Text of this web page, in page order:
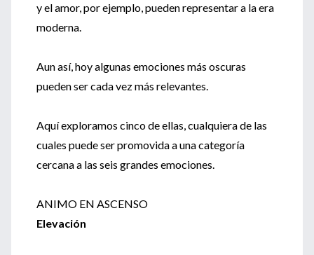
y el amor, por ejemplo, pueden representar a la era
moderna.
Aun así, hoy algunas emociones más oscuras
pueden ser cada vez más relevantes.
Aquí exploramos cinco de ellas, cualquiera de las
cuales puede ser promovida a una categoría
cercana a las seis grandes emociones.
ANIMO EN ASCENSO
Elevación